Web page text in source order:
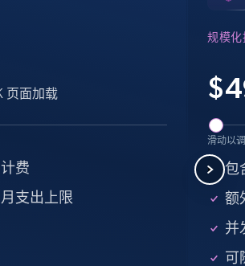
id, Job title, Company name,
location, Job summary, Job
2.2K+
页面加载
费
支出上限
规模化
$
滑动以
包
额
并
可